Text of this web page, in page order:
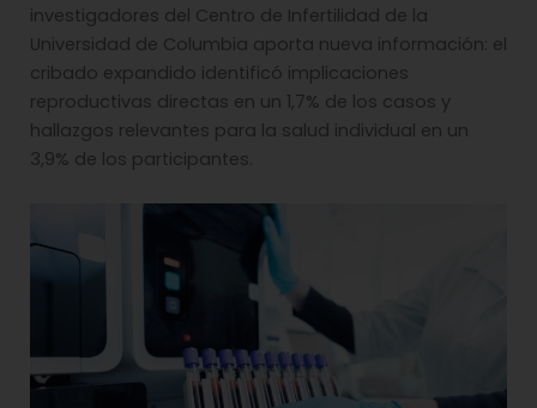
investigadores del Centro de Infertilidad de la
Universidad de Columbia aporta nueva información: el
cribado expandido identificó implicaciones
reproductivas directas en un 1,7% de los casos y
hallazgos relevantes para la salud individual en un
3,9% de los participantes.